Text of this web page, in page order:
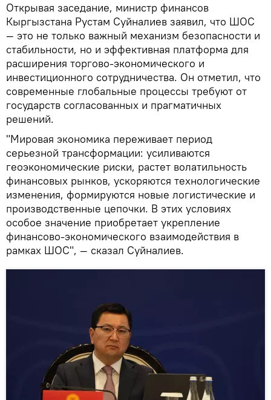
Открывая заседание, министр финансов
Кыргызстана Рустам Суйналиев заявил, что ШОС
— это не только важный механизм безопасности и
стабильности, но и эффективная платформа для
расширения торгово-экономического и
инвестиционного сотрудничества. Он отметил, что
современные глобальные процессы требуют от
государств согласованных и прагматичных
решений.
"Мировая экономика переживает период
серьезной трансформации: усиливаются
геоэкономические риски, растет волатильность
финансовых рынков, ускоряются технологические
изменения, формируются новые логистические и
производственные цепочки. В этих условиях
особое значение приобретает укрепление
финансово-экономического взаимодействия в
рамках ШОС", — сказал Суйналиев.